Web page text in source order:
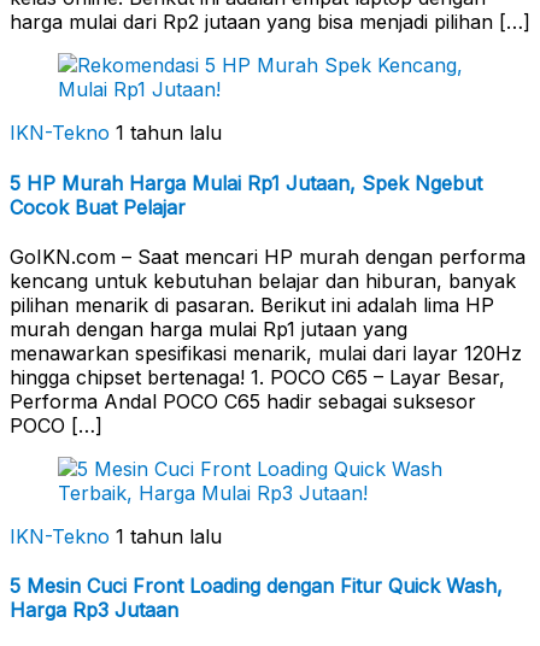
harga mulai dari Rp2 jutaan yang bisa menjadi pilihan […]
IKN-Tekno 1 tahun lalu
5 HP Murah Harga Mulai Rp1 Jutaan, Spek Ngebut
Cocok Buat Pelajar
GoIKN.com – Saat mencari HP murah dengan performa
kencang untuk kebutuhan belajar dan hiburan, banyak
pilihan menarik di pasaran. Berikut ini adalah lima HP
murah dengan harga mulai Rp1 jutaan yang
menawarkan spesifikasi menarik, mulai dari layar 120Hz
hingga chipset bertenaga! 1. POCO C65 – Layar Besar,
Performa Andal POCO C65 hadir sebagai suksesor
POCO […]
IKN-Tekno 1 tahun lalu
5 Mesin Cuci Front Loading dengan Fitur Quick Wash,
Harga Rp3 Jutaan